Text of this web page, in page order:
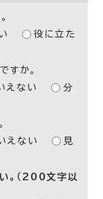
役に立た
すか。
えない
分
えない
見
。（200文字以